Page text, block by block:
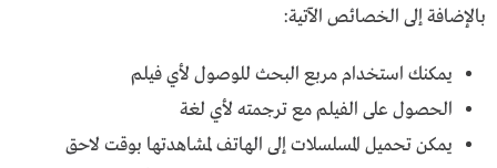
بالإضافة إلى الخصائص الآتية:
يمكنك استخدام مربع البحث للوصول لأي فيلم
الحصول على الفيلم مع ترجمته لأي لغة
يمكن تحميل المسلسلات إلى الهاتف لمشاهدتها بوقت لاحق